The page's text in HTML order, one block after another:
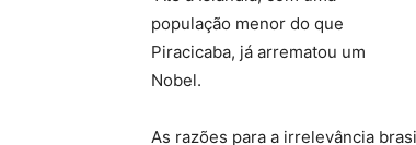
população menor do que
Piracicaba, já arrematou um
Nobel.
As razões para a irrelevância